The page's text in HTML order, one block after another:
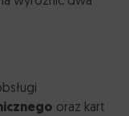
oraz kart